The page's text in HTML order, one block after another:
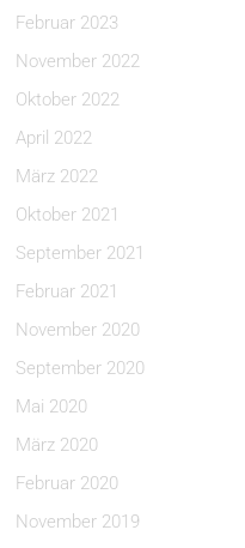
Februar 2023
November 2022
Oktober 2022
April 2022
März 2022
Oktober 2021
September 2021
Februar 2021
November 2020
September 2020
Mai 2020
März 2020
Februar 2020
November 2019